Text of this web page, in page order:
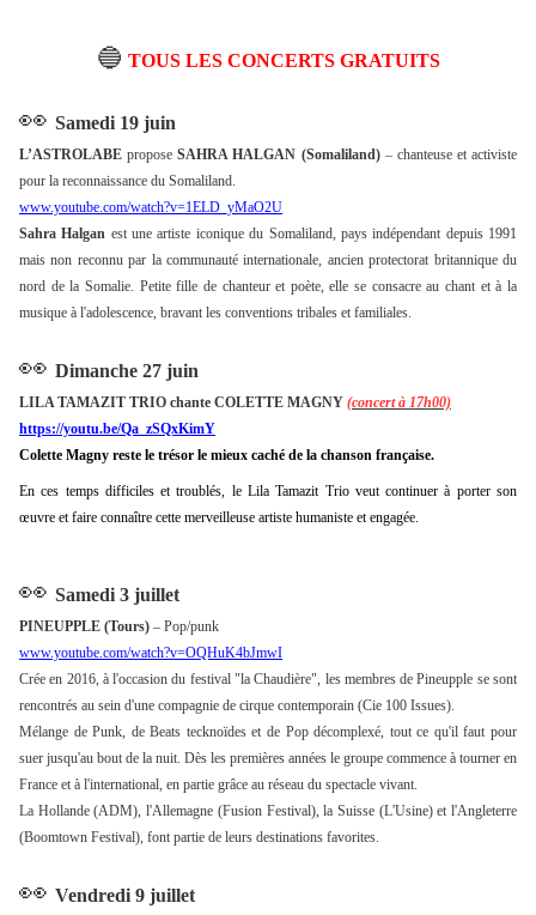
🔵 TOUS LES CONCERTS GRATUITS
👀 Samedi 19 juin
L’ASTROLABE propose SAHRA HALGAN (Somaliland)– chanteuse et activiste
pour la reconnaissance du Somaliland.
www.youtube.com/watch?v=1ELD_yMaO2U
Sahra Halgan est une artiste iconique du Somaliland, pays indépendant depuis 1991
mais non reconnu par la communauté internationale, ancien protectorat britannique du
nord de la Somalie. Petite fille de chanteur et poète, elle se consacre au chant et à la
musique à l'adolescence, bravant les conventions tribales et familiales.
👀 Dimanche 27 juin
LILA TAMAZIT TRIO chante COLETTE MAGNY (concert à 17h00)
https://youtu.be/Qa_zSQxKimY
Colette Magny reste le trésor le mieux caché de la chanson française.
En ces temps difficiles et troublés, le Lila Tamazit Trio veut continuer à porter son
œuvre et faire connaître cette merveilleuse artiste humaniste et engagée.
👀 Samedi 3 juillet
PINEUPPLE (Tours) – Pop/punk
www.youtube.com/watch?v=OQHuK4bJmwI
Crée en 2016, à l'occasion du festival "la Chaudière", les membres de Pineupple se sont
rencontrés au sein d'une compagnie de cirque contemporain (Cie 100 Issues).
Mélange de Punk, de Beats tecknoïdes et de Pop décomplexé, tout ce qu'il faut pour
suer jusqu'au bout de la nuit. Dès les premières années le groupe commence à tourner en
France et à l'international, en partie grâce au réseau du spectacle vivant.
La Hollande (ADM), l'Allemagne (Fusion Festival), la Suisse (L'Usine) et l'Angleterre
(Boomtown Festival), font partie de leurs destinations favorites.
👀 Vendredi 9 juillet